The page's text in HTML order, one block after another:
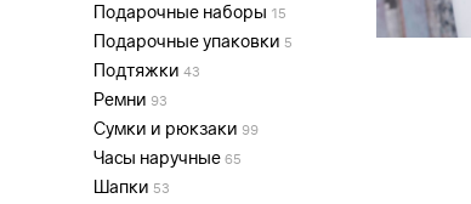
Подарочные наборы 15
Подарочные упаковки 5
Подтяжки 43
Ремни 93
Сумки и рюкзаки 99
Часы наручные 65
Шапки 53